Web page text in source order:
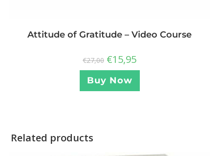
Attitude of Gratitude – Video Course
€27,00 €15,95
Buy Now
Related products